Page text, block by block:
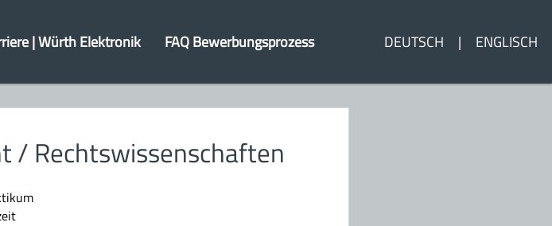
DEUTSCH ENGLISCH
| Würth Elektronik FAQ Bewerbungsprozess
/ Rechtswissenschaften